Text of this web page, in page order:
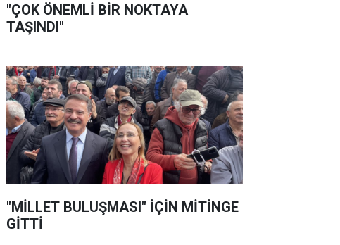
"ÇOK ÖNEMLİ BİR NOKTAYA
TAŞINDI"
"MİLLET BULUŞMASI" İÇİN MİTİNGE
GİTTİ